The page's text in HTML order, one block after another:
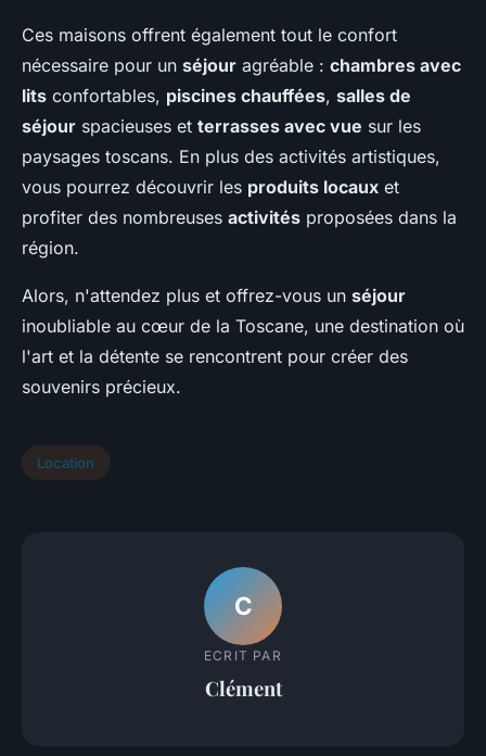
Ces maisons offrent également tout le confort
nécessaire pour un séjour agréable : chambres avec
lits confortables, piscines chauffées, salles de
séjour spacieuses et terrasses avec vue sur les
paysages toscans. En plus des activités artistiques,
vous pourrez découvrir les produits locaux et
profiter des nombreuses activités proposées dans la
région.
Alors, n'attendez plus et offrez-vous un séjour
inoubliable au cœur de la Toscane, une destination où
l'art et la détente se rencontrent pour créer des
souvenirs précieux.
Location
C
ECRIT PAR
Clément